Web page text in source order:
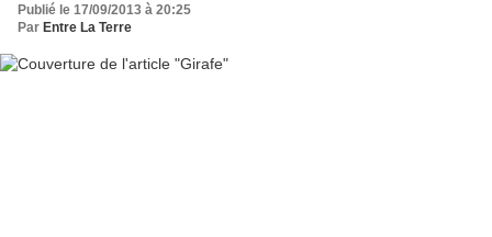
Publié le 17/09/2013 à 20:25
Par Entre La Terre